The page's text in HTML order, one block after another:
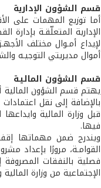
قسم الشؤون الإدارية
أما توزيع المهمات على
الإدارية المتعلّقـة
لإيداع أمـوال مختلف
أموال مديريتي التوجيـه
قسم الشؤون الماليـة
يهتم قسم الشؤون المالية
بالإضافة إلى نقل
قبل وزارة المالية
فيها.
ويندرج ضمن مهماتها
القوامـة، مرورًا بإعداد
فصلية بالنفقات المصروفة
الإجتماعية من وزارة